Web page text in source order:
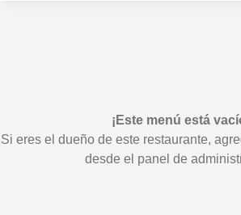
¡Este menú está
Si eres el dueño de este restaurante,
desde el panel de